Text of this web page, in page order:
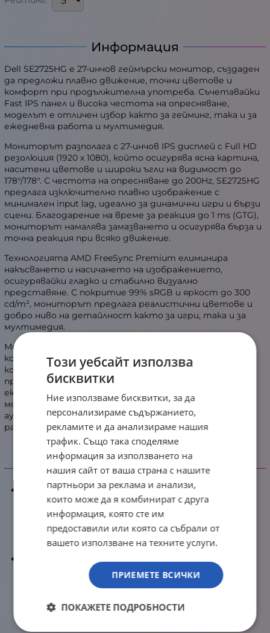
Информация
Dell SE2725HG е 27-инчов геймърски монитор, създаден
да предложи плавно движение, точни цветове и
комфорт при продължителна употреба. Съчетавайки
Fast IPS панел и висока честота на опресняване,
моделът е отличен избор както за гейминг, така и за
ежедневна работа и мултимедия.
Мониторът разполага с 27-инчов IPS дисплей с Full HD
резолюция (1920 x 1080), който осигурява ясна картина,
наситени цветове и широки ъгли на видимост до
178°/178°. С честота на опресняване до 200Hz, SE2725HG
предлага изключително плавно изображение с
минимален input lag, идеално за динамични игри и бързи
сцени. Благодарение на време за реакция до 1 ms (GTG),
мониторът намалява замазването и осигурява бърза и
точна реакция при всяко движение.
Технологията AMD FreeSync Premium елиминира
накъсването и насичането на изображението,
осигурявайки гладко и стабилно визуално
представяне. С покритие 99% sRGB и яркост до 300
cd/m², мониторът предлага реалистични цветове и
добро ниво на детайлност както за игри, така и за
мултимедия.
Моделът включва и ComfortView Plus технология,
която намалява вредната синя светлина без
компромис в качеството на цветовете, което го
прави подходящ за дълги сесии пред
екрана. Свързаността е гъвкава и модерна,
мониторът разполага с 2x HDMI 2.1, DisplayPort 1.4 и
аудио изход, което позволява лесно свързване към
различни устройства.
Детайлни характеристики
Основни
Марка: Dell
Серия: SE
Модел: SE2725HG
Код на производителя (P/N): H6RM0
Dell Part Number: 210-BSGT
Диагонал (панел): 27 инча / 68.58 см
Тип панел: IPS
Резолюция: 1920 x 1080 (Full HD)
Този уебсайт използва
бисквитки
Ние използваме бисквитки, за да
персонализираме съдържанието,
рекламите и да анализираме нашия
трафик. Също така споделяме
информация за използването на
нашия сайт от ваша страна с нашите
партньори за реклама и анализи,
които може да я комбинират с друга
информация, която сте им
предоставили или която са събрали от
вашето използване на техните услуги.
ПРИЕМЕТЕ ВСИЧКИ
ПОКАЖЕТЕ ПОДРОБНОСТИ